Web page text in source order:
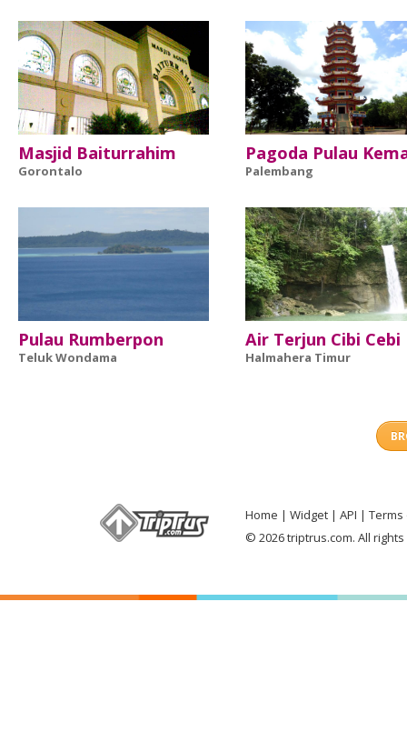
Masjid Baiturrahim
Gorontalo
Pagoda Pulau
Palembang
Pulau Rumberpon
Teluk Wondama
Air Terjun Cibi Cebi
Halmahera Timur
Home Widget API
Terms
© 2026 triptrus.com. All